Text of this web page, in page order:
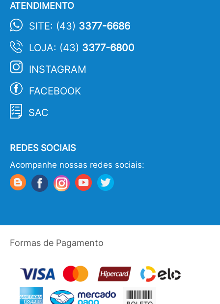
ATENDIMENTO
SITE: (43) 3377-6686
LOJA: (43) 3377-6800
INSTAGRAM
FACEBOOK
SAC
REDES SOCIAIS
Acompanhe nossas redes sociais:
Formas de Pagamento